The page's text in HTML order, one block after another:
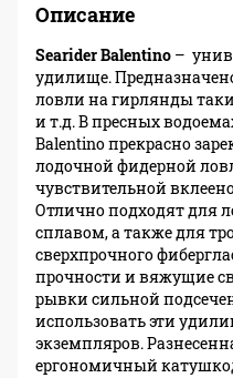
Описание
Searider Balentino –
удилище.
ловли на гирлянды
и т.д. В пресных
Balentino прекрасно
лодочной фидерной
чувствительной
Отлично подходят для
сплавом, а также для
сверхпрочного
прочности и вяжущие
рывки сильной
использовать эти
экземпляров.
ергономичный